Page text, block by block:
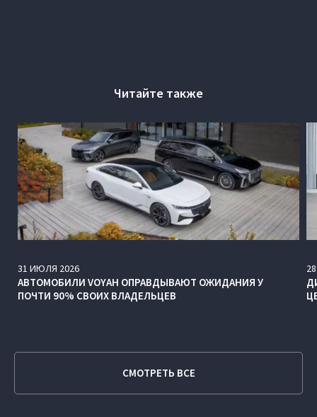
Читайте также
31 ИЮЛЯ 2026
АВТОМОБИЛИ VOYAH ОПРАВДЫВАЮТ ОЖИДАНИЯ У
ПОЧТИ 90% СВОИХ ВЛАДЕЛЬЦЕВ
28
СМОТРЕТЬ ВСЕ